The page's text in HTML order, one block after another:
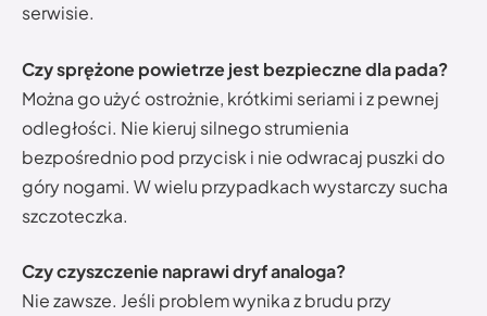
serwisie.
Czy sprężone powietrze jest bezpieczne dla pada?
Można go użyć ostrożnie, krótkimi seriami i z pewnej
odległości. Nie kieruj silnego strumienia
bezpośrednio pod przycisk i nie odwracaj puszki do
góry nogami. W wielu przypadkach wystarczy sucha
szczoteczka.
Czy czyszczenie naprawi dryf analoga?
Nie zawsze. Jeśli problem wynika z brudu przy